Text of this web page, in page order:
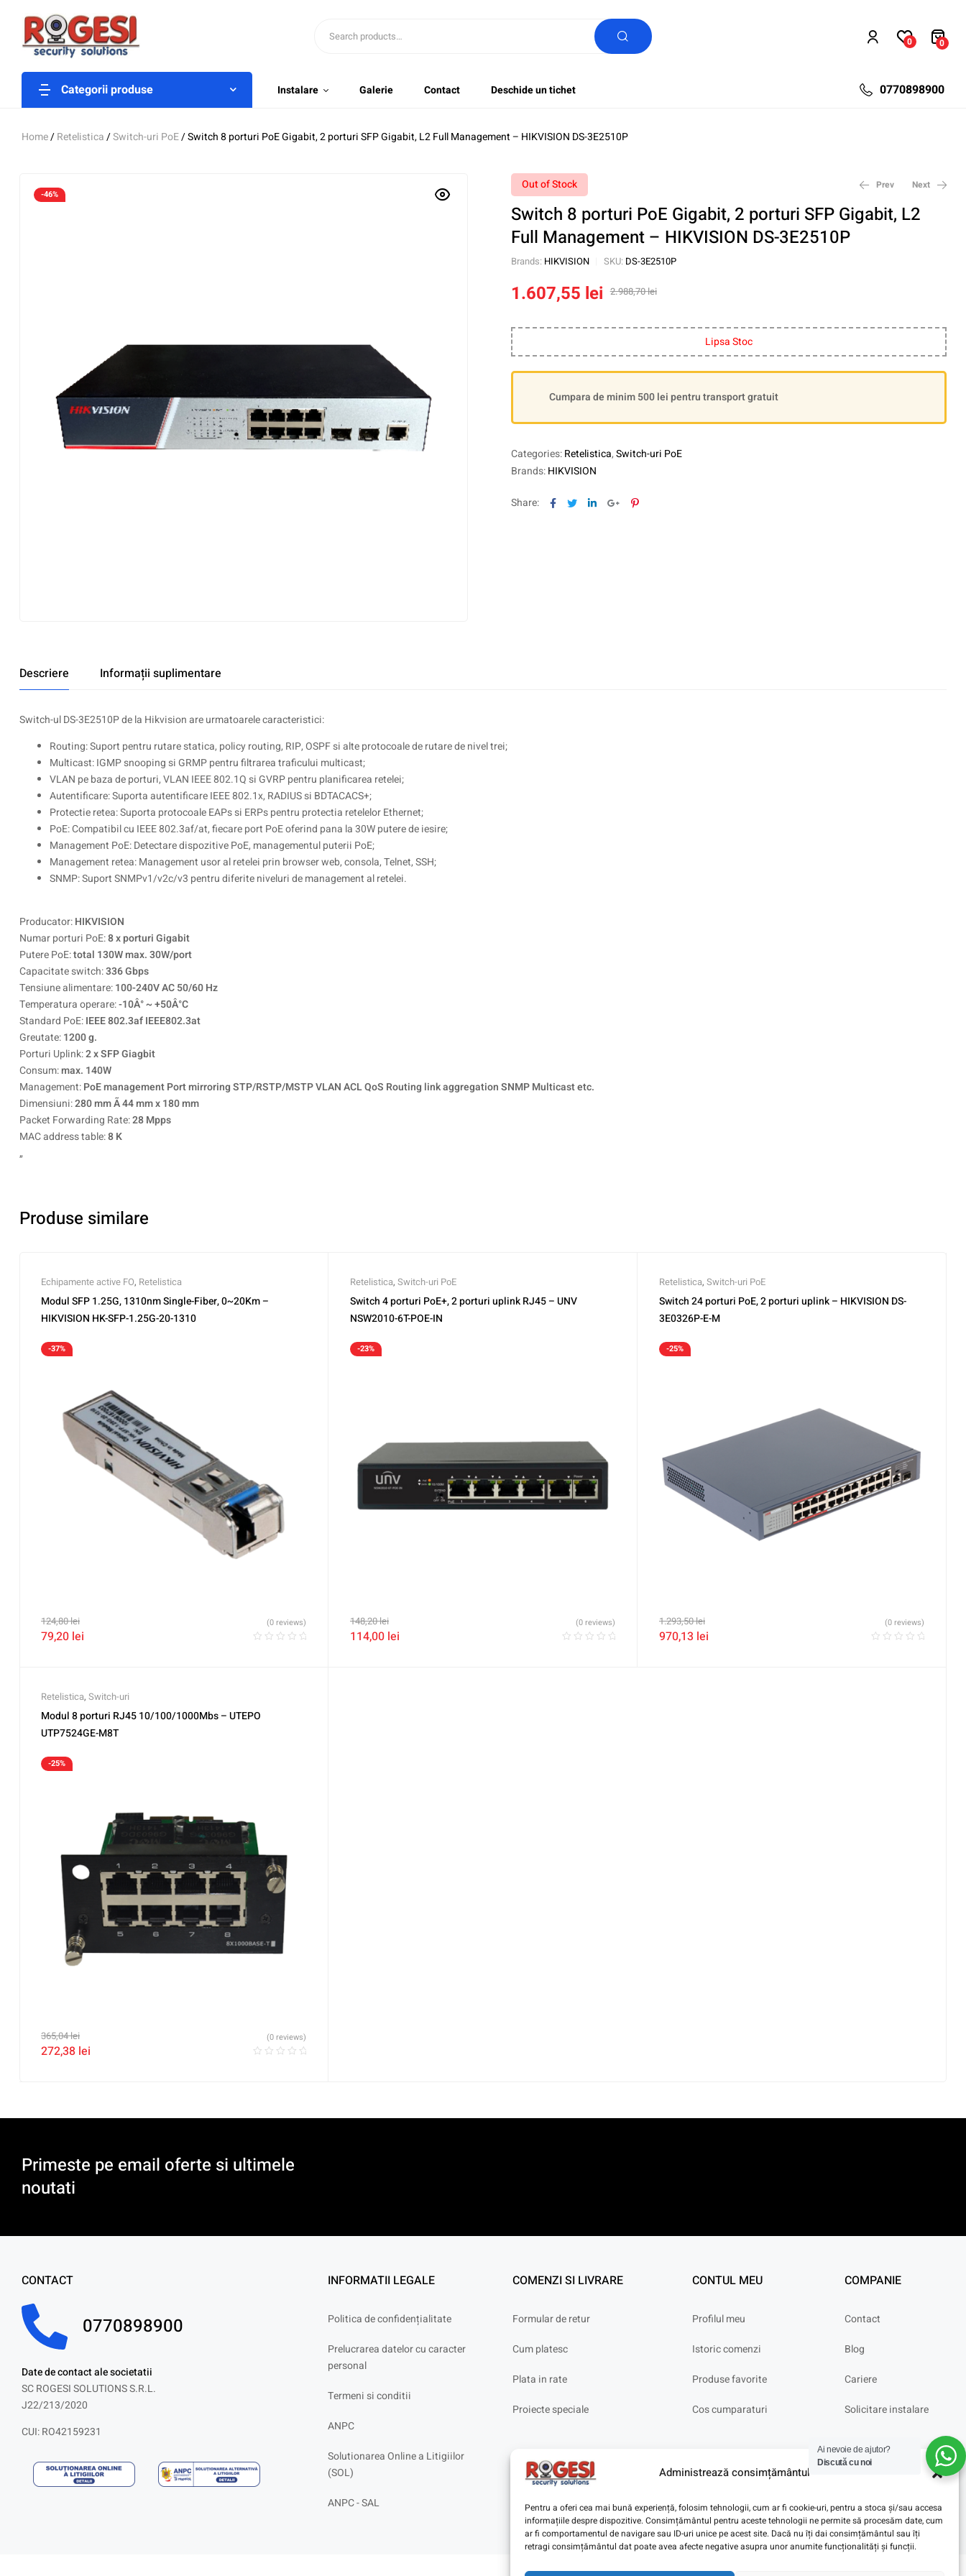
Administrează consimțământul
Pentru a oferi cea mai bună experiență, folosim tehnologii, cum ar fi cookie-uri, pentru a stoca și/sau accesa
informațiile despre dispozitive. Consimțământul pentru aceste tehnologii ne permite să procesăm date, cum
ar fi comportamentul de navigare sau ID-uri unice pe acest site. Dacă nu îți dai consimțământul sau îți
retragi consimțământul dat poate avea afecte negative asupra unor anumite funcționalități și funcții.
0 0
Categorii produse Instalare Galerie Contact Deschide un tichet 0770898900
Home/Retelistica/Switch-uri PoE/ Switch 8 porturi PoE Gigabit, 2 porturi SFP Gigabit, L2 Full Management – HIKVISION DS-3E2510P
-46%
Out of Stock Prev
452,09
Next
1.283,18
Switch 8 porturi PoE Gigabit, 2 porturi SFP Gigabit, L2
Full Management – HIKVISION DS-3E2510P
Brands: HIKVISION SKU: DS-3E2510P
2.988,70lei
1.607,55 lei
Lipsa Stoc
Cumpara de minim 500 lei pentru transport gratuit
Categories:Retelistica,Switch-uri PoE
Brands:HIKVISION
Share: Facebook
TwitterLinkedinGoogle+Pinterest
Descriere Informații suplimentare
Switch-ul DS-3E2510P de la Hikvision are urmatoarele caracteristici:
Routing: Suport pentru rutare statica, policy routing, RIP, OSPF si alte protocoale de rutare de nivel trei;
Multicast: IGMP snooping si GRMP pentru filtrarea traficului multicast;
VLAN pe baza de porturi, VLAN IEEE 802.1Q si GVRP pentru planificarea retelei;
Autentificare: Suporta autentificare IEEE 802.1x, RADIUS si BDTACACS+;
Protectie retea: Suporta protocoale EAPs si ERPs pentru protectia retelelor Ethernet;
PoE: Compatibil cu IEEE 802.3af/at, fiecare port PoE oferind pana la 30W putere de iesire;
Management PoE: Detectare dispozitive PoE, managementul puterii PoE;
Management retea: Management usor al retelei prin browser web, consola, Telnet, SSH;
SNMP: Suport SNMPv1/v2c/v3 pentru diferite niveluri de management al retelei.
Producator:HIKVISION
Numar porturi PoE:8 x porturi Gigabit
Putere PoE:total 130W max. 30W/port
Capacitate switch:336 Gbps
Tensiune alimentare:100-240V AC 50/60 Hz
Temperatura operare:-10Â° ~ +50Â°C
Standard PoE:IEEE 802.3af IEEE802.3at
Greutate:1200 g.
Porturi Uplink:2 x SFP Giagbit
Consum:max. 140W
Management:PoE management Port mirroring STP/RSTP/MSTP VLAN ACL QoS Routing link aggregation SNMP Multicast etc.
Dimensiuni:280 mm Ã 44 mm x 180 mm
Packet Forwarding Rate:28 Mpps
MAC address table:8 K
„
Produse similare
Echipamente active FO, Retelistica
Modul SFP 1.25G, 1310nm Single-Fiber, 0~20Km –
HIKVISION HK-SFP-1.25G-20-1310
-37%
124,80lei
79,20 lei
(0 reviews)
Retelistica, Switch-uri PoE
Switch 4 porturi PoE+, 2 porturi uplink RJ45 – UNV
NSW2010-6T-POE-IN
-23%
148,20lei
114,00 lei
(0 reviews)
Retelistica, Switch-uri PoE
Switch 24 porturi PoE, 2 porturi uplink – HIKVISION DS-
3E0326P-E-M
-25%
1.293,50lei
970,13 lei
(0 reviews)
Retelistica, Switch-uri
Modul 8 porturi RJ45 10/100/1000Mbs – UTEPO
UTP7524GE-M8T
-25%
365,04lei
272,38 lei
(0 reviews)
Primeste pe email oferte si ultimele
noutati
CONTACT
0770898900
Date de contact ale societatii
SC ROGESI SOLUTIONS S.R.L.
J22/213/2020
CUI: RO42159231
INFORMATII LEGALE
Politica de confidențialitate
Prelucrarea datelor cu caracter
personal
Termeni si conditii
ANPC
Solutionarea Online a Litigiilor
(SOL)
ANPC - SAL
COMENZI SI LIVRARE
Formular de retur
Cum platesc
Plata in rate
Proiecte speciale
CONTUL MEU
Profilul meu
Istoric comenzi
Produse favorite
Cos cumparaturi
COMPANIE
Contact
Blog
Cariere
Solicitare instalare
Ai nevoie de ajutor?
Discută cu noi